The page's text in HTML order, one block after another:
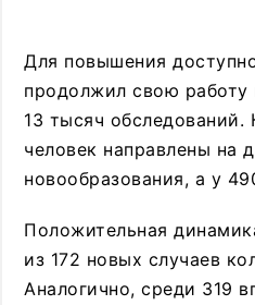
Для повышения
продолжил свою
13 тысяч обследований.
человек направлены на
новообразования, а у
Положительная
из 172 новых случаев
Аналогично, среди 319